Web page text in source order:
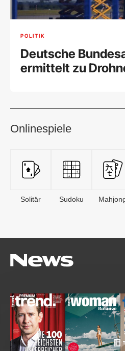
POLITIK
Deutsche
ermittelt zu
Onlinespiele
Solitär Sudoku